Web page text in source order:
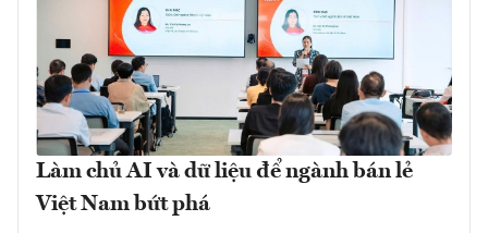
Làm chủ AI và dữ liệu để ngành bán lẻ
Việt Nam bứt phá